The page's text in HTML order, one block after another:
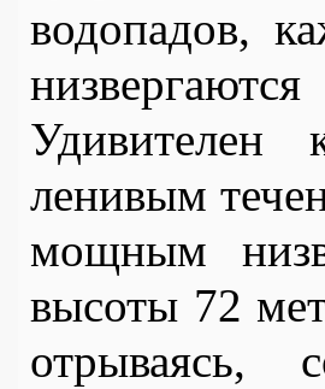
водопадов,
ленивым
мощным
высоты 72